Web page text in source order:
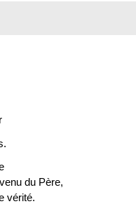
du Père,
vérité.